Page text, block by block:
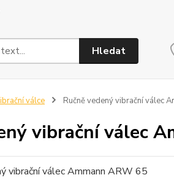
Hledat
válce Ručně vedený vibrační válec
vibrační válec